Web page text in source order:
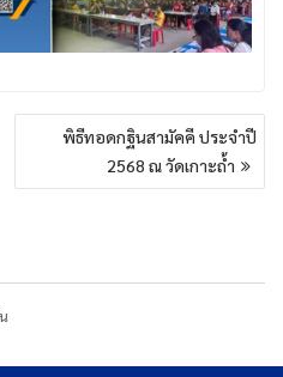
พิธีทอดกฐินสามัคคี ประจำปี
2568 ณ วัดเกาะถ้ำ